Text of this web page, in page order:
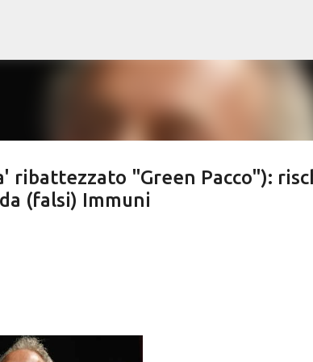
ribattezzato "Green Pacco"):
(falsi) Immuni